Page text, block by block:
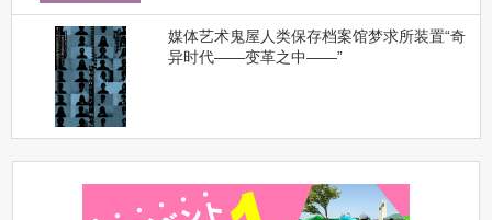
媒体艺术鬼屋人类保存档案馆梦求所装置“奇
异时代——变革之中——”